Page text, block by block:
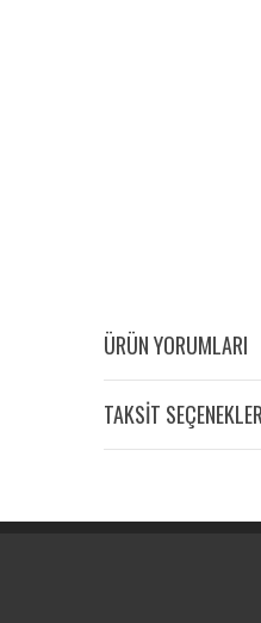
ÜRÜN YORUMLARI
TAKSİT